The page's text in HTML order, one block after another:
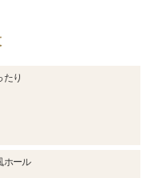
たり
ホール